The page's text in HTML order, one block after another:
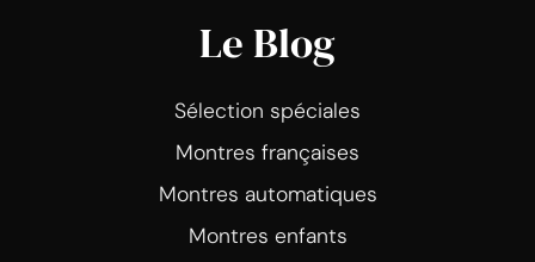
Le Blog
Sélection spéciales
Montres françaises
Montres automatiques
Montres enfants